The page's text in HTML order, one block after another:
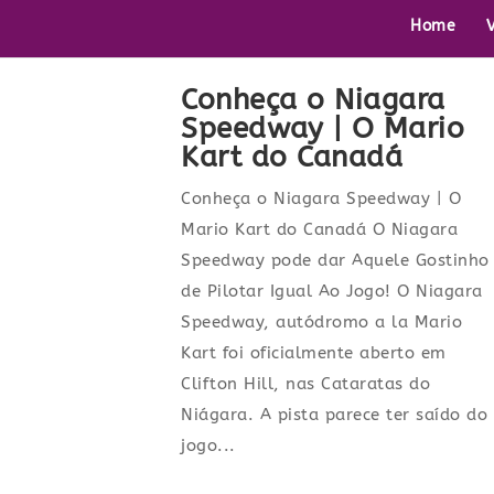
Home
Conheça o Niagara
Speedway | O Mario
Kart do Canadá
Conheça o Niagara Speedway | O
Mario Kart do Canadá O Niagara
Speedway pode dar Aquele Gostinho
de Pilotar Igual Ao Jogo! O Niagara
Speedway, autódromo a la Mario
Kart foi oficialmente aberto em
Clifton Hill, nas Cataratas do
Niágara. A pista parece ter saído do
jogo...